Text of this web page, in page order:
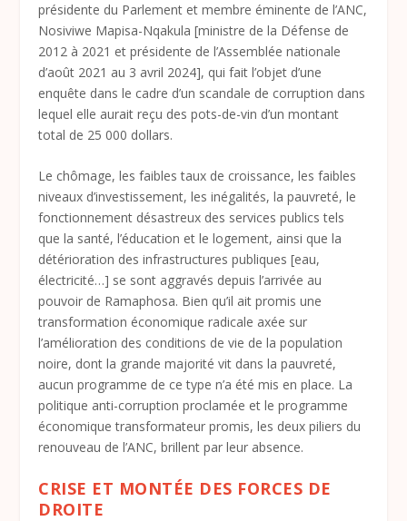
présidente du Parlement et membre éminente de l’ANC,
Nosiviwe Mapisa-Nqakula [ministre de la Défense de
2012 à 2021 et présidente de l’Assemblée nationale
d’août 2021 au 3 avril 2024], qui fait l’objet d’une
enquête dans le cadre d’un scandale de corruption dans
lequel elle aurait reçu des pots-de-vin d’un montant
total de 25 000 dollars.
Le chômage, les faibles taux de croissance, les faibles
niveaux d’investissement, les inégalités, la pauvreté, le
fonctionnement désastreux des services publics tels
que la santé, l’éducation et le logement, ainsi que la
détérioration des infrastructures publiques [eau,
électricité…] se sont aggravés depuis l’arrivée au
pouvoir de Ramaphosa. Bien qu’il ait promis une
transformation économique radicale axée sur
l’amélioration des conditions de vie de la population
noire, dont la grande majorité vit dans la pauvreté,
aucun programme de ce type n’a été mis en place. La
politique anti-corruption proclamée et le programme
économique transformateur promis, les deux piliers du
renouveau de l’ANC, brillent par leur absence.
CRISE ET MONTÉE DES FORCES DE
DROITE